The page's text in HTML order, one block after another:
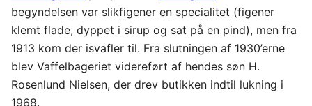
begyndelsen var slikfigener en specialitet (figener
klemt flade, dyppet i sirup og sat på en pind), men fra
1913 kom der isvafler til. Fra slutningen af 1930’erne
blev Vaffelbageriet videreført af hendes søn H.
Rosenlund Nielsen, der drev butikken indtil lukning i
1968.